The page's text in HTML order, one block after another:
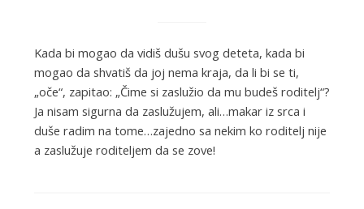
Kada bi mogao da vidiš dušu svog deteta, kada bi
mogao da shvatiš da joj nema kraja, da li bi se ti,
„oče“, zapitao: „Čime si zaslužio da mu budeš roditelj“?
Ja nisam sigurna da zaslužujem, ali…makar iz srca i
duše radim na tome…zajedno sa nekim ko roditelj nije
a zaslužuje roditeljem da se zove!